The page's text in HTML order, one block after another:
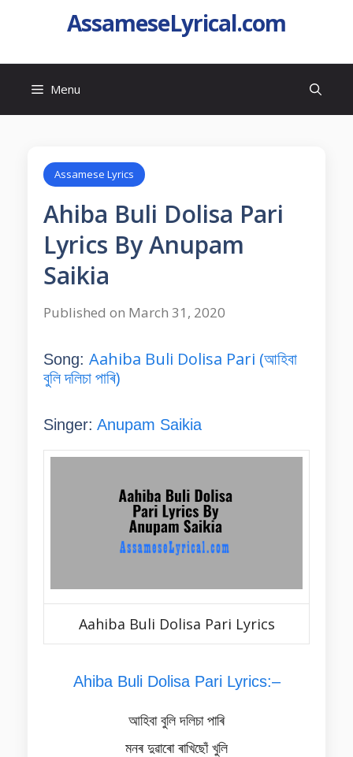
AssameseLyrical.com
Menu
Assamese Lyrics
Ahiba Buli Dolisa Pari
Lyrics By Anupam
Saikia
Published on March 31, 2020
Song: Aahiba Buli Dolisa Pari (আহিবা
বুলি দলিচা পাৰি)
Singer: Anupam Saikia
Aahiba Buli Dolisa Pari Lyrics
Ahiba Buli Dolisa Pari Lyrics:–
আহিবা বুলি দলিচা পাৰি
মনৰ দুৱাৰো ৰাখিছোঁ খুলি